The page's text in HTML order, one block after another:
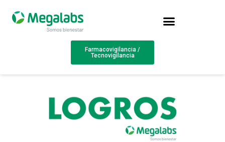
Farmacovigilancia /
Tecnovigilancia